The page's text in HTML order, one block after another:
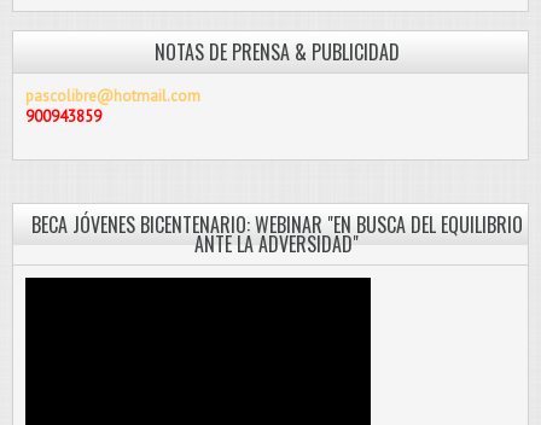
NOTAS DE PRENSA & PUBLICIDAD
pascolibre@hotmail.com
900943859
BECA JÓVENES BICENTENARIO: WEBINAR "EN BUSCA DEL EQUILIBRIO
ANTE LA ADVERSIDAD"